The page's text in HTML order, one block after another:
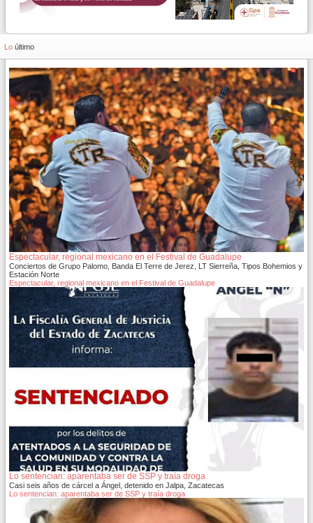
Lo último
Espectacular, regional mexicano en el Festival de Guadalupe
Conciertos de Grupo Palomo, Banda El Terre de Jerez, LT Sierreña, Tipos Bohemios y
Estación Norte
Espectacular, regional mexicano en el Festival de Guadalupe
Lo sentencian: aparentaba ser de SSP y traía droga
Casi seis años de cárcel a Ángel, detenido en Jalpa, Zacatecas
Lo sentencian: aparentaba ser de SSP y traía droga